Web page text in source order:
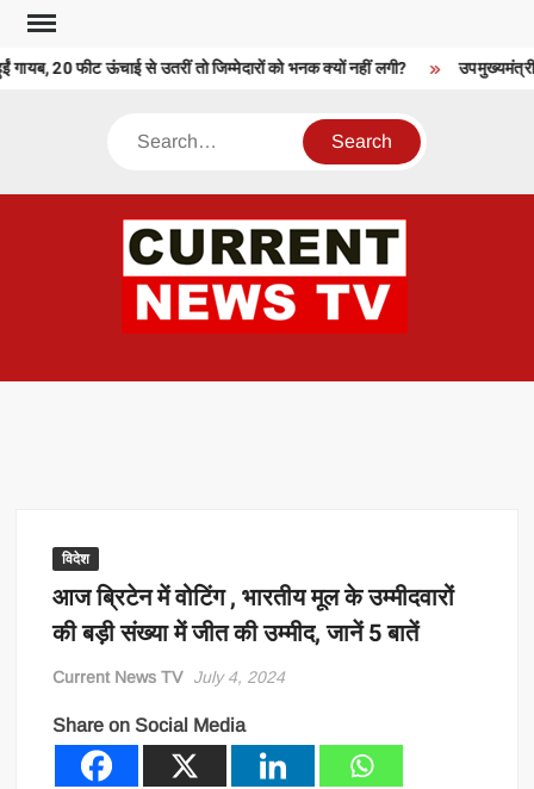
Skip
content20 फीट ऊंचाई से उतरीं तो जिम्मेदारों को भनक क्यों नहीं लगी? उपमुख्यमंत्री
Search
विदेश
आज ब्रिटेन में वोटिंग , भारतीय मूल के उम्मीदवारों
की बड़ी संख्या में जीत की उम्मीद, जानें 5 बातें
Current News TV July 4, 2024
Share on Social Media